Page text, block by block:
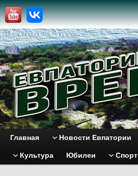
Главная Новости Евпатории
Культура Юбилеи Спорт